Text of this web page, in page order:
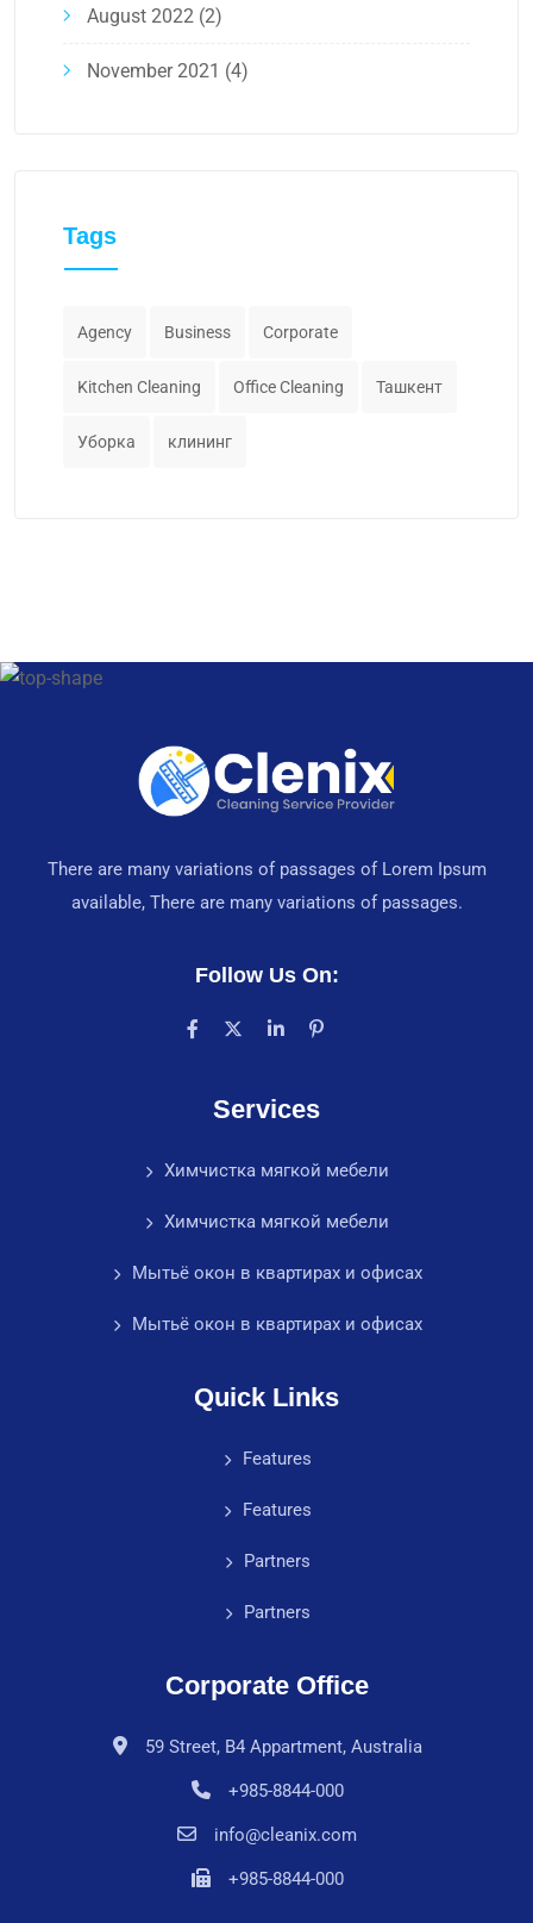
August 2022 (2)
November 2021 (4)
Tags
Agency Business Corporate
Kitchen Cleaning Office Cleaning Ташкент
Уборка клининг
There are many variations of passages of Lorem Ipsum
available, There are many variations of passages.
Follow Us On:
Services
Химчистка мягкой мебели
Химчистка мягкой мебели
Мытьё окон в квартирах и офисах
Мытьё окон в квартирах и офисах
Quick Links
Features
Features
Partners
Partners
Corporate Office
59 Street, B4 Appartment, Australia
+985-8844-000
info@cleanix.com
+985-8844-000